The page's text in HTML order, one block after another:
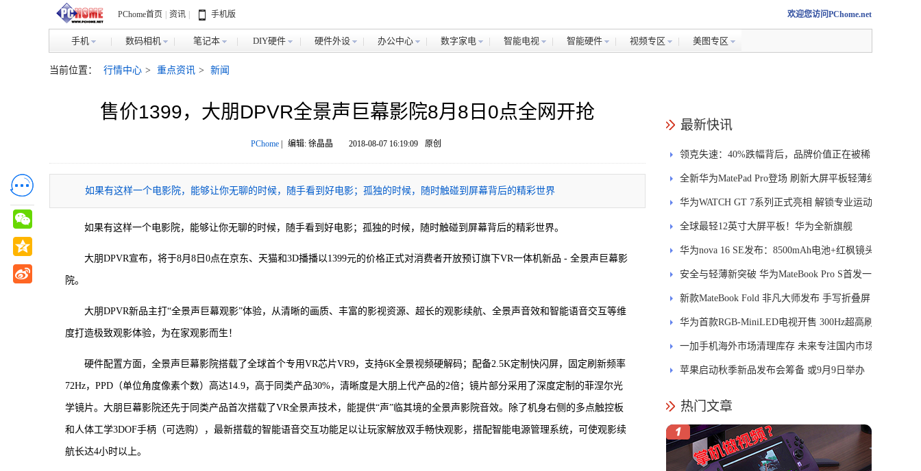
PChome首页 资讯 手机版 欢迎您访问PChome.net
手机 数码相机 笔记本 DIY硬件 硬件外设 办公中心 数字家电 智能电视 智能硬件 视频专区 美图专区
当前位置： 行情中心 > 重点资讯 > 新闻
售价1399，大朋DPVR全景声巨幕影院8月8日0点全网开抢
PChome| 编辑: 徐晶晶 2018-08-07 16:19:09 原创
如果有这样一个电影院，能够让你无聊的时候，随手看到好电影；孤独的时候，随时触碰到屏幕背后的精彩世界
如果有这样一个电影院，能够让你无聊的时候，随手看到好电影；孤独的时候，随时触碰到屏幕背后的精彩世界。
大朋DPVR宣布，将于8月8日0点在京东、天猫和3D播播以1399元的价格正式对消费者开放预订旗下VR一体机新品 - 全景声巨幕影
院。
大朋DPVR新品主打“全景声巨幕观影”体验，从清晰的画质、丰富的影视资源、超长的观影续航、全景声音效和智能语音交互等维
度打造极致观影体验，为在家观影而生！
硬件配置方面，全景声巨幕影院搭载了全球首个专用VR芯片VR9，支持6K全景视频硬解码；配备2.5K定制快闪屏，固定刷新频率
72Hz，PPD（单位角度像素个数）高达14.9，高于同类产品30%，清晰度是大朋上代产品的2倍；镜片部分采用了深度定制的菲涅尔光
学镜片。大朋巨幕影院还先于同类产品首次搭载了VR全景声技术，能提供“声”临其境的全景声影院音效。除了机身右侧的多点触控板
和人体工学3DOF手柄（可选购），最新搭载的智能语音交互功能足以让玩家解放双手畅快观影，搭配智能电源管理系统，可使观影续
航长达4小时以上。
最新快讯
领克失速：40%跌幅背后，品牌价值正在被稀
释
全新华为MatePad Pro登场 刷新大屏平板轻薄纪
录
华为WATCH GT 7系列正式亮相 解锁专业运动
新体验
全球最轻12英寸大屏平板！华为全新旗舰
MatePad Pro正式发布
华为nova 16 SE发布：8500mAh电池+红枫镜头
安全与轻薄新突破 华为MateBook Pro S首发一
区双像素技术防窥屏
新款MateBook Fold 非凡大师发布 手写折叠屏
引领PC交互新体验
华为首款RGB-MiniLED电视开售 300Hz超高刷
新率
一加手机海外市场清理库存 未来专注国内市场
苹果启动秋季新品发布会筹备 或9月9日举办
热门文章